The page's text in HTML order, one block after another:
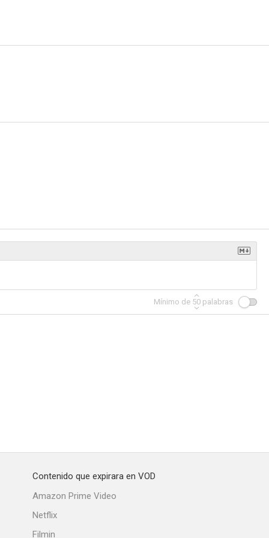
Mínimo de 50 palabras
Contenido que expirara en VOD
Amazon Prime Video
Netflix
Filmin